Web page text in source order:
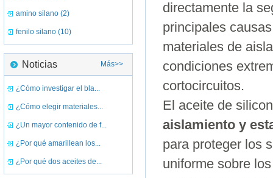
amino silano (2)
fenilo silano (10)
Noticias Más>>
¿Cómo investigar el bla...
¿Cómo elegir materiales...
¿Un mayor contenido de f...
¿Por qué amarillean los...
¿Por qué dos aceites de...
directamente la
principales
materiales de
condiciones
cortocircuitos.
El aceite de
aislamiento y
para proteger los
uniforme sobre